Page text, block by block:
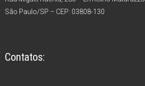
São Paulo/SP – CEP: 03808-130
Contatos: